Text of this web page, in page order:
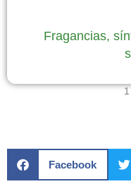
Fragancias,
1
Facebook